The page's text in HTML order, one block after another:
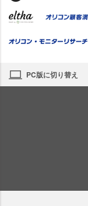
PC版に切り替え